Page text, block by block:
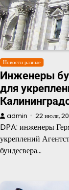
Новости разные
Инженеры
для
admin 22 июля,
DPA: инженеры
укреплений
бундесвера…